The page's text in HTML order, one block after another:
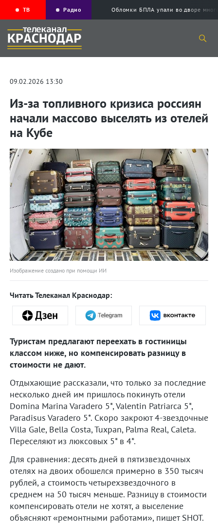
ТВ Радио Обломки БПЛА упали во дворе
09.02.2026 13:30
Из-за топливного кризиса россиян
начали массово выселять из отелей
на Кубе
Изображение создано при помощи ИИ
Читать Телеканал Краснодар:
Туристам предлагают переехать в гостиницы
классом ниже, но компенсировать разницу в
стоимости не дают.
Отдыхающие рассказали, что только за последние
несколько дней им пришлось покинуть отели
Domina Marina Varadero 5*, Valentin Patriarca 5*,
Paradisus Varadero 5*. Скоро закроют 4-звездочные
Villa Gale, Bella Costa, Tuxpan, Palma Real, Caleta.
Переселяют из люксовых 5* в 4*.
Для сравнения: десять дней в пятизвездочных
отелях на двоих обошелся примерно в 350 тысяч
рублей, а стоимость четырехзвездочного в
среднем на 50 тысяч меньше. Разницу в стоимости
компенсировать отели не хотят, а выселение
объясняют «ремонтными работами», пишет SHOT.